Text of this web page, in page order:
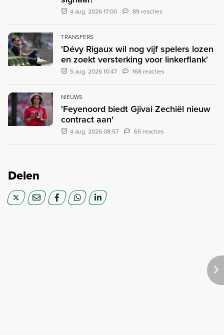
4 aug. 2026 17:00 89 reacties
TRANSFERS
'Dévy Rigaux wil nog vijf spelers lozen
en zoekt versterking voor linkerflank'
5 aug. 2026 10:47 168 reacties
NIEUWS
'Feyenoord biedt Gjivai Zechiël nieuw
contract aan'
4 aug. 2026 08:57 65 reacties
Delen